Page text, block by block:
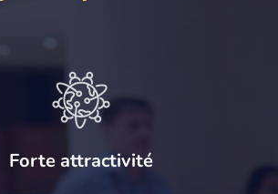
Forte attractivité